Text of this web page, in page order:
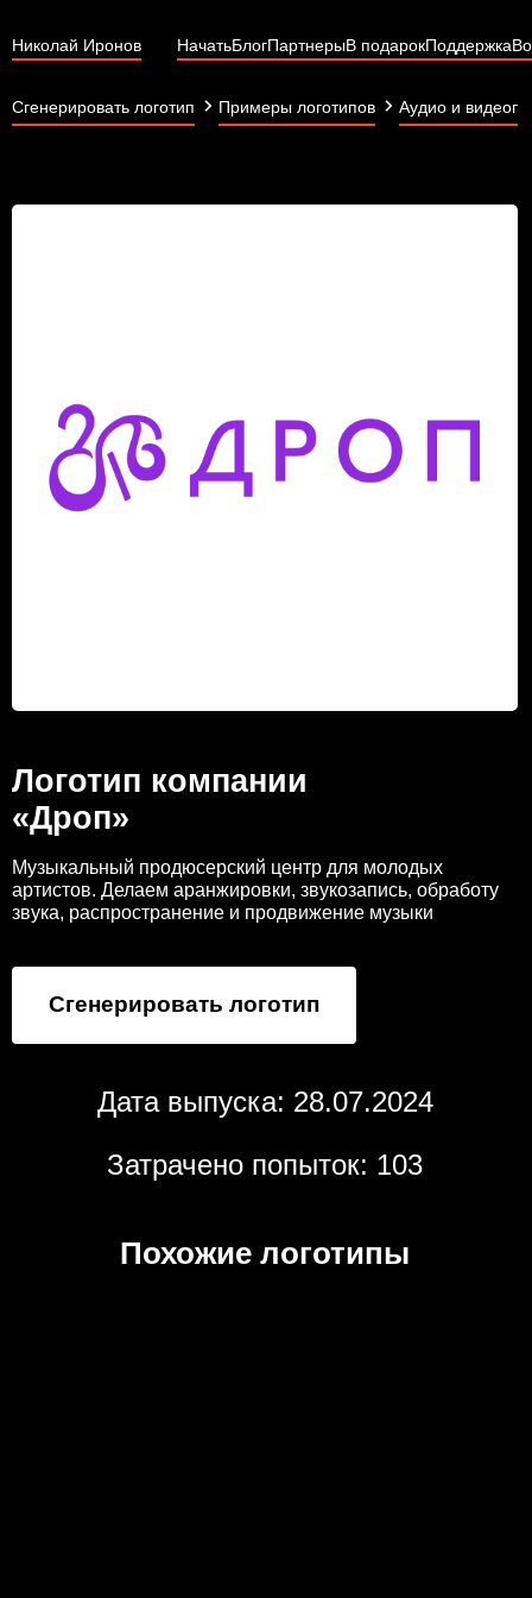
Николай Иронов НачатьБлогПартнерыВ подарокПоддержка
Сгенерировать логотип Примеры логотипов Аудио и
Логотип компании
«Дроп»
Музыкальный продюсерский центр для молодых
артистов. Делаем аранжировки, звукозапись, обработу
звука, распространение и продвижение музыки
Сгенерировать логотип
Дата выпуска: 28.07.2024
Затрачено попыток: 103
Похожие логотипы